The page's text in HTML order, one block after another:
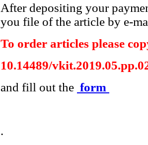
After depositing your
you file of the article by e-
To order articles please
10.14489/
and fill out the form
.